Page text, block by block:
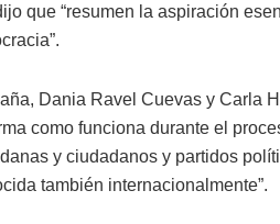
que “resumen la aspiración
Dania Ravel Cuevas y Carla
como funciona durante el
y ciudadanos y partidos
también internacionalmente”.